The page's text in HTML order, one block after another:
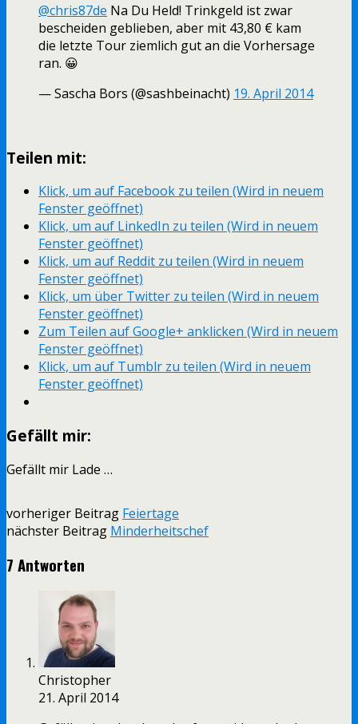
@chris87de Na Du Held! Trinkgeld ist zwar
bescheiden geblieben, aber mit 43,80 € kam
die letzte Tour ziemlich gut an die Vorhersage
ran. 😀
— Sascha Bors (@sashbeinacht) 19. April 2014
Teilen mit:
Klick, um auf Facebook zu teilen (Wird in neuem
Fenster geöffnet)
Klick, um auf LinkedIn zu teilen (Wird in neuem
Fenster geöffnet)
Klick, um auf Reddit zu teilen (Wird in neuem
Fenster geöffnet)
Klick, um über Twitter zu teilen (Wird in neuem
Fenster geöffnet)
Zum Teilen auf Google+ anklicken (Wird in neuem
Fenster geöffnet)
Klick, um auf Tumblr zu teilen (Wird in neuem
Fenster geöffnet)
Gefällt mir:
Gefällt mir Lade …
vorheriger Beitrag Feiertage
nächster Beitrag Minderheitschef
7 Antworten
Christopher
21. April 2014